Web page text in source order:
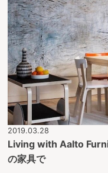
2019.03.28
Living with Aalto
の家具で